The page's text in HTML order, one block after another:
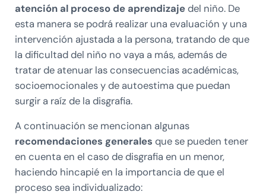
atención al proceso de aprendizajedel niño. De
esta manera se podrá realizar una evaluación y una
intervención ajustada a la persona, tratando de que
la dificultad del niño no vaya a más, además de
tratar de atenuar las consecuencias académicas,
socioemocionales y de autoestima que puedan
surgir a raíz de la disgrafia.
A continuación se mencionan algunas
recomendaciones generales que se pueden tener
en cuenta en el caso de disgrafia en un menor,
haciendo hincapié en la importancia de que el
proceso sea individualizado: